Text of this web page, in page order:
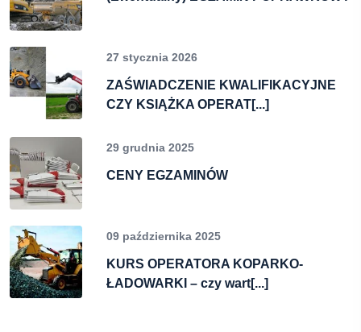
27 stycznia 2026
ZAŚWIADCZENIE KWALIFIKACYJNE
CZY KSIĄŻKA OPERAT[...]
29 grudnia 2025
CENY EGZAMINÓW
09 października 2025
KURS OPERATORA KOPARKO-
ŁADOWARKI – czy wart[...]